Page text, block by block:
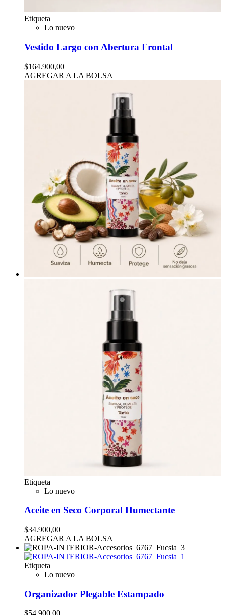
Etiqueta
Lo nuevo
Vestido Largo con Abertura Frontal
$164.900,00
AGREGAR A LA BOLSA
Etiqueta
Lo nuevo
Aceite en Seco Corporal Humectante
$34.900,00
AGREGAR A LA BOLSA
Etiqueta
Lo nuevo
Organizador Plegable Estampado